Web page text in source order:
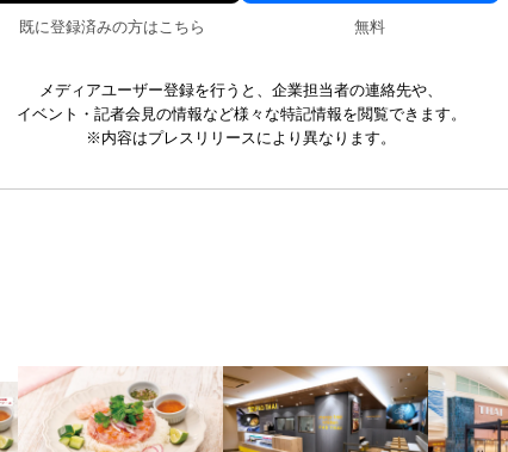
既に登録済みの方はこちら 無料
メディアユーザー登録を行うと、企業担当者の連絡先や、
イベント・記者会見の情報など様々な特記情報を閲覧できます。
※内容はプレスリリースにより異なります。